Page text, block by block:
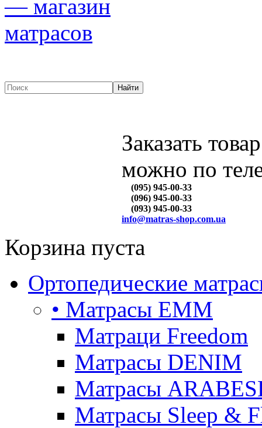
Заказать товар
можно по
(095) 945-00-33
(096) 945-00-33
(093) 945-00-33
info@matras-shop.com.ua
Корзина пуста
Ортопедические
• Матрасы ЕММ
Матраци Freedom
Матрасы DENIM
Матрасы
Матрасы Sleep &